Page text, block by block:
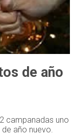
de año
campanadas uno
año nuevo.